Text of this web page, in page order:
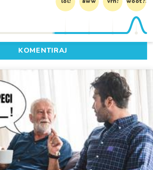
KOMENTIRAJ